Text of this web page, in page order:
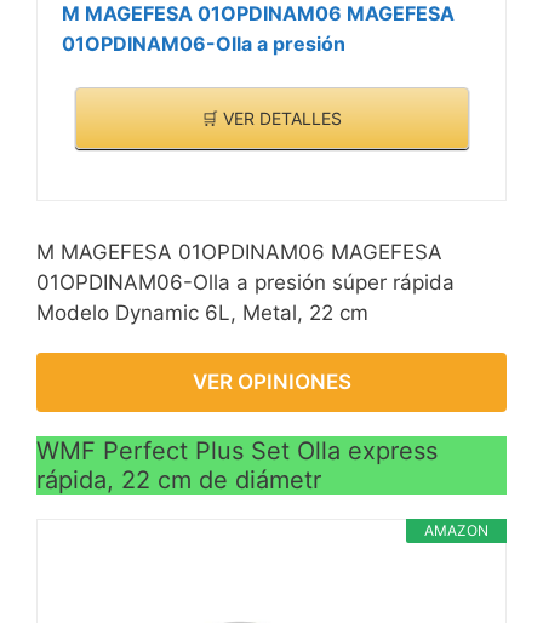
M MAGEFESA 01OPDINAM06 MAGEFESA
01OPDINAM06-Olla a presión
🛒 VER DETALLES
M MAGEFESA 01OPDINAM06 MAGEFESA
01OPDINAM06-Olla a presión súper rápida
Modelo Dynamic 6L, Metal, 22 cm
VER OPINIONES
WMF Perfect Plus Set Olla express
rápida, 22 cm de diámetr
AMAZON